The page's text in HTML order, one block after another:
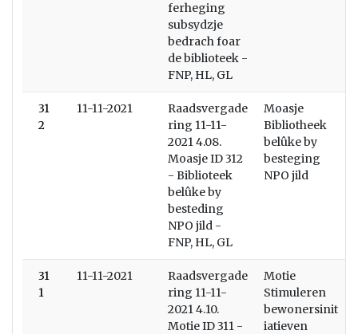
ferheging
subsydzje
bedrach foar
de biblioteek -
FNP, HL, GL
31
2
11-11-2021
Raadsvergade
ring 11-11-
2021 4.08.
Moasje ID 312
- Biblioteek
belûke by
besteding
NPO jild -
FNP, HL, GL
Moasje
Bibliotheek
belûke by
besteging
NPO jild
31
1
11-11-2021
Raadsvergade
ring 11-11-
2021 4.10.
Motie ID 311 -
Motie
Stimuleren
bewonersinit
iatieven